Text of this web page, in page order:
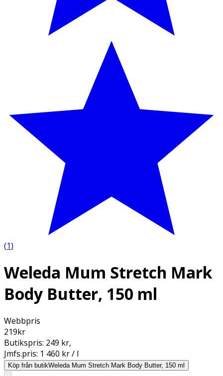
(1)
Weleda Mum Stretch Mark
Body Butter, 150 ml
Webbpris
219kr
Butikspris: 249 kr,
Jmfs.pris: 1 460 kr / l
Köp från butikWeleda Mum Stretch Mark Body Butter, 150 ml